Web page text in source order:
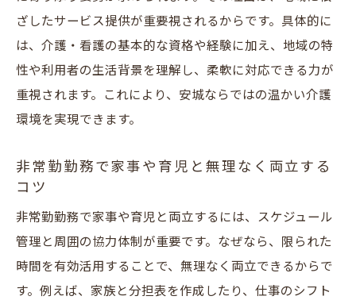
ざしたサービス提供が重要視されるからです。具体的に
は、介護・看護の基本的な資格や経験に加え、地域の特
性や利用者の生活背景を理解し、柔軟に対応できる力が
重視されます。これにより、安城ならではの温かい介護
環境を実現できます。
非常勤勤務で家事や育児と無理なく両立する
コツ
非常勤勤務で家事や育児と両立するには、スケジュール
管理と周囲の協力体制が重要です。なぜなら、限られた
時間を有効活用することで、無理なく両立できるからで
す。例えば、家族と分担表を作成したり、仕事のシフト